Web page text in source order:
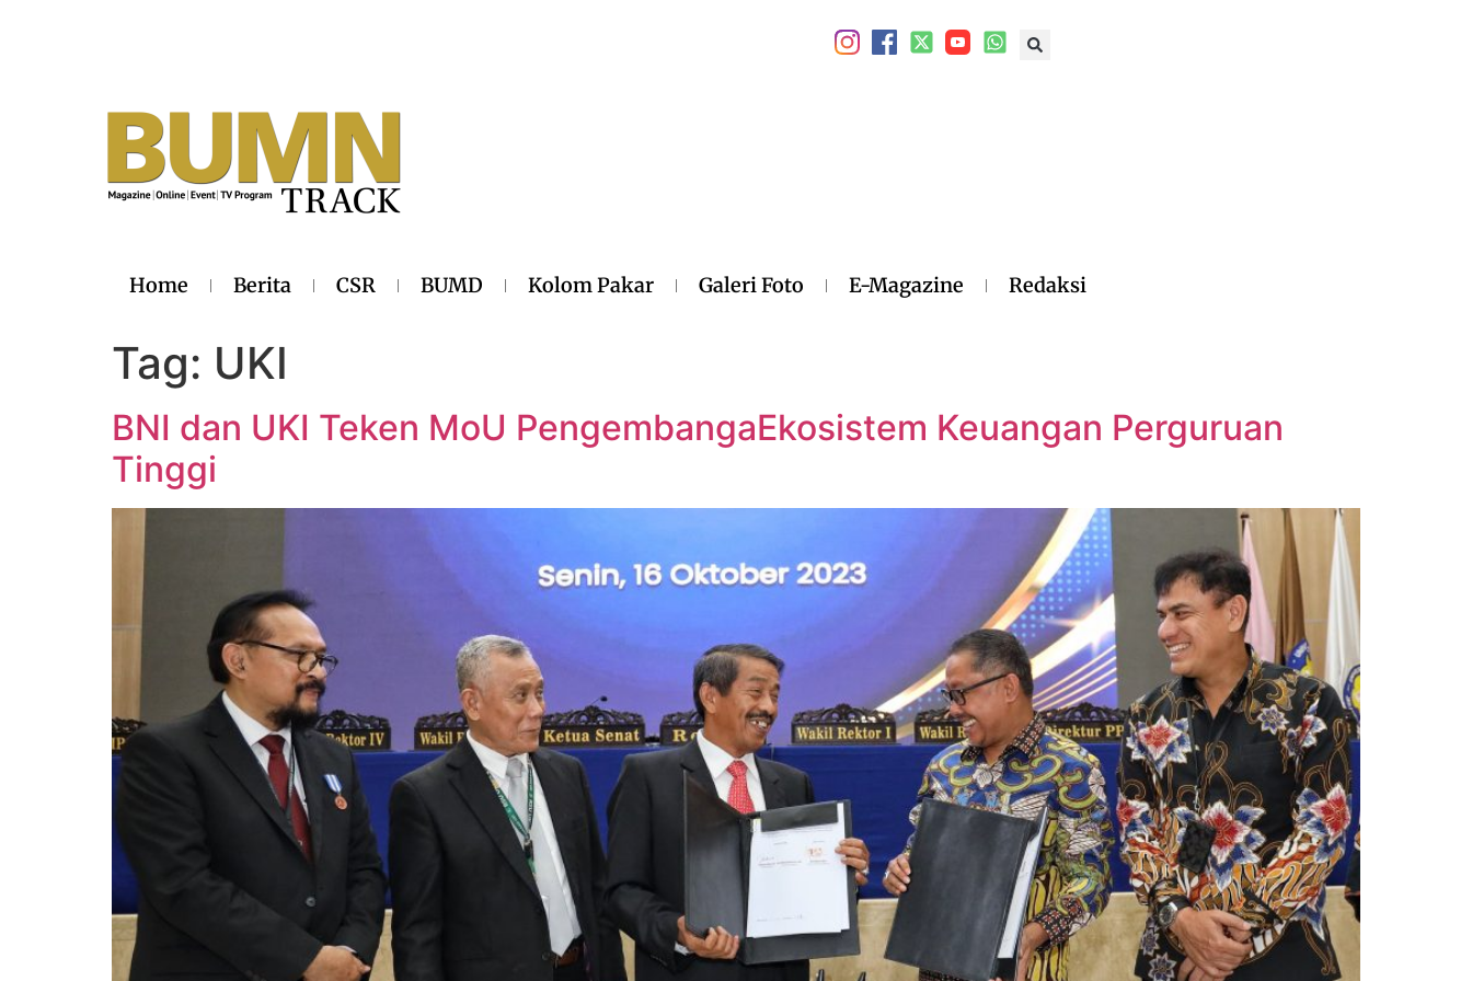
Home Berita CSR BUMD Kolom Pakar Galeri Foto E-Magazine Redaksi
Tag: UKI
BNI dan UKI Teken MoU PengembangaEkosistem Keuangan Perguruan
Tinggi